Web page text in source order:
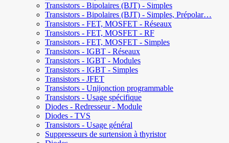
Transistors - Bipolaires (BJT) - Simples
Transistors - Bipolaires (BJT) - Simples, Prépolar…
Transistors - FET, MOSFET - Réseaux
Transistors - FET, MOSFET - RF
Transistors - FET, MOSFET - Simples
Transistors - IGBT - Réseaux
Transistors - IGBT - Modules
Transistors - IGBT - Simples
Transistors - JFET
Transistors - Unijonction programmable
Transistors - Usage spécifique
Diodes - Redresseur - Module
Diodes - TVS
Transistors - Usage général
Suppresseurs de surtension à thyristor